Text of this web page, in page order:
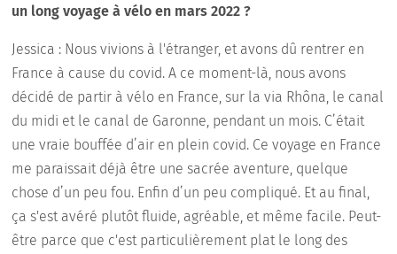
un long voyage à vélo en mars 2022 ?
Jessica : Nous vivions à l'étranger, et avons dû rentrer en
France à cause du covid. A ce moment-là, nous avons
décidé de partir à vélo en France, sur la via Rhôna, le canal
du midi et le canal de Garonne, pendant un mois. C’était
une vraie bouffée d’air en plein covid. Ce voyage en France
me paraissait déjà être une sacrée aventure, quelque
chose d’un peu fou. Enfin d’un peu compliqué. Et au final,
ça s'est avéré plutôt fluide, agréable, et même facile. Peut-
être parce que c'est particulièrement plat le long des